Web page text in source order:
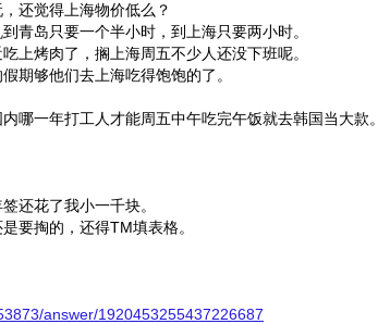
还觉得上海物价低么？
青岛只要一个半小时，到上海只要两小时。
上烤肉了，搁上海周五不少人还没下班呢。
期够他们去上海吃得饱饱的了。
哪一年打工人才能周五中午吃完午饭就去韩国当大款
还花了我小一千块。
要掏的，还得TM填表格。
answer/1920453255437226687